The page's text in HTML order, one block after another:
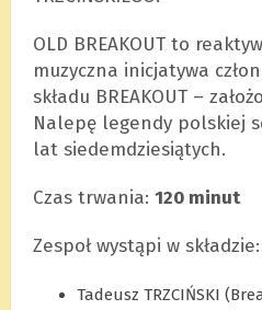
OLD BREAKOUT to
muzyczna inicjatywa
składu BREAKOUT –
Nalepę legendy polskiej
lat siedemdziesiątych.
Czas trwania: 120 minut
Zespoł wystąpi w składzie:
Tadeusz TRZCIŃSKI